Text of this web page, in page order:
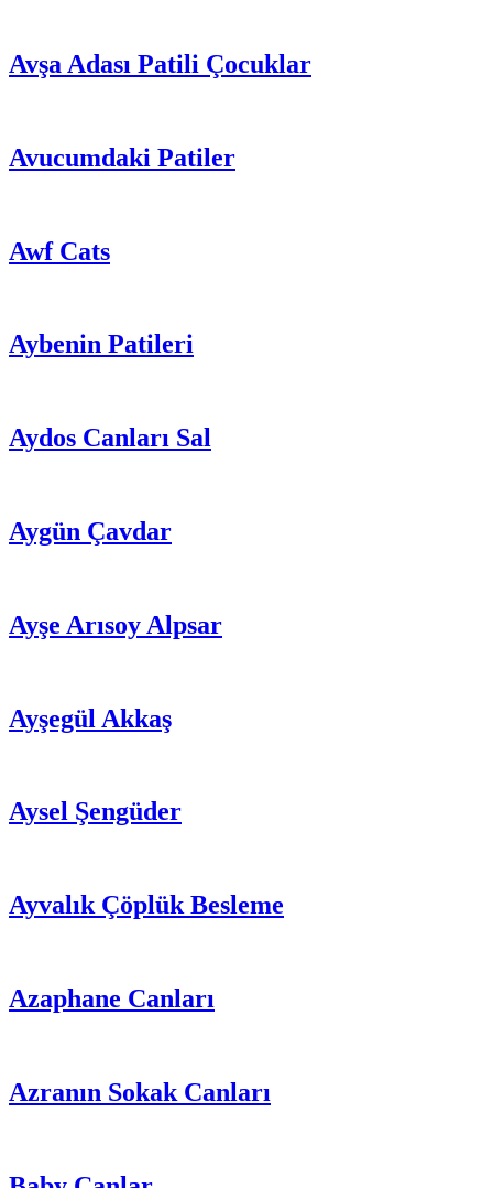
Avşa Adası Patili Çocuklar
Avucumdaki Patiler
Awf Cats
Aybenin Patileri
Aydos Canları Sal
Aygün Çavdar
Ayşe Arısoy Alpsar
Ayşegül Akkaş
Aysel Şengüder
Ayvalık Çöplük Besleme
Azaphane Canları
Azranın Sokak Canları